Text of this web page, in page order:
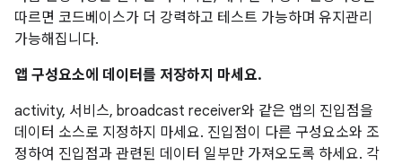
따르면 코드베이스가 더 강력하고 테스트 가능하며 유지관리
가능해집니다.
앱 구성요소에 데이터를 저장하지 마세요.
activity, 서비스, broadcast receiver와 같은 앱의 진입점을
데이터 소스로 지정하지 마세요. 진입점이 다른 구성요소와 조
정하여 진입점과 관련된 데이터 일부만 가져오도록 하세요. 각